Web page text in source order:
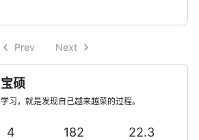
Prev Next
宝硕
学习，就是发现自己越来越菜的过程。
4 182 22.3